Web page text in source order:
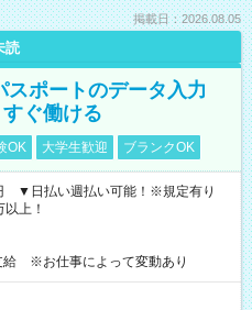
掲載日：2026.08.05
読
スポートのデータ入力
ぐ働ける
OK 大学生歓迎 ブランクOK
▼日払い週払い可能！※規定有り
上！
給 ※お仕事によって変動あり